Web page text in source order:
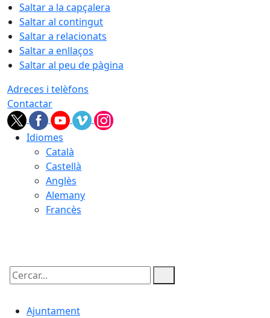
Saltar a la capçalera
Saltar al contingut
Saltar a relacionats
Saltar a enllaços
Saltar al peu de pàgina
Adreces i telèfons
Contactar
Idiomes
Català
Castellà
Anglès
Alemany
Francès
Cercar:
Ajuntament